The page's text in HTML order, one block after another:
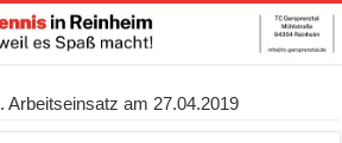
Arbeitseinsatz am 27.04.2019